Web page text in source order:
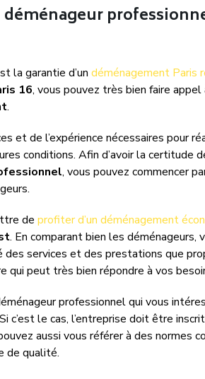
la garantie d’un déménagement Paris
16, vous pouvez très bien faire appel
.
et de l’expérience nécessaires pour
conditions. Afin d’avoir la certitude
, vous pouvez commencer
de profiter d’un déménagement
. En comparant bien les déménageurs,
des services et des prestations que
qui peut très bien répondre à vos
professionnel qui vous
le cas, l’entreprise doit être
aussi vous référer à des normes
de qualité.